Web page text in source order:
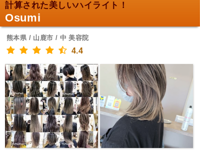
計算された美しいハイライト！
Osumi
熊本県 / 山鹿市 / 中 美容院
4.4